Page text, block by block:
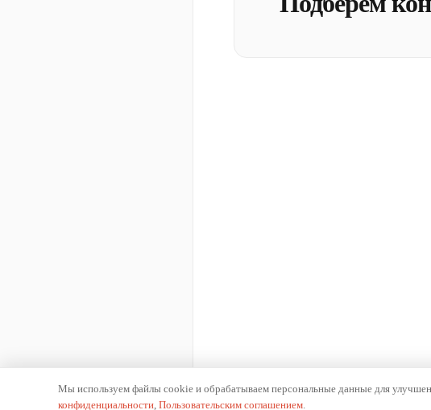
Мы используем файлы cookie и обрабатываем персональные данные для
конфиденциальности, Пользовательским соглашением.